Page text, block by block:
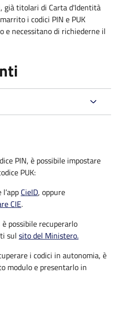
già titolari di Carta d'Identità
i codici PIN e PUK
e necessitano di richiederne il
PIN, è possibile impostare
PUK:
CieID, oppure
CIE.
possibile recuperarlo
sul sito del Ministero.
i codici in autonomia, è
modulo e presentarlo in